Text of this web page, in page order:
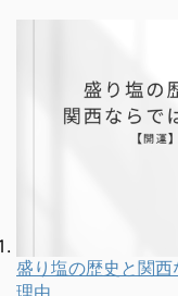
盛り塩の歴史と関